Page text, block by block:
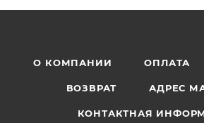
О КОМПАНИИ ОПЛАТА
ВОЗВРАТ АДРЕС
КОНТАКТНАЯ